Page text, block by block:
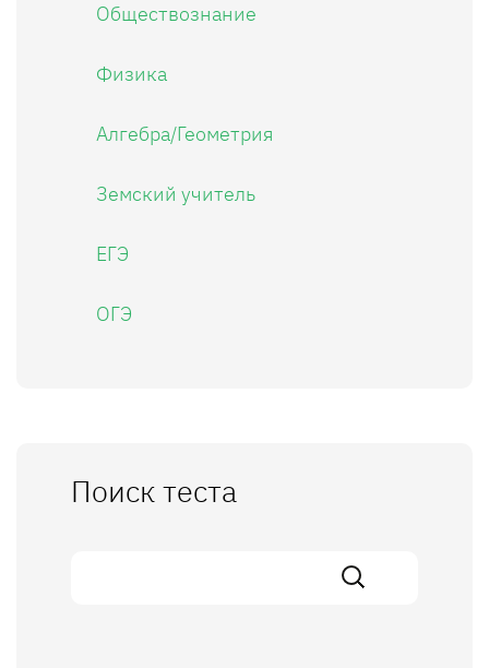
Обществознание
Физика
Алгебра/Геометрия
Земский учитель
ЕГЭ
ОГЭ
Поиск теста